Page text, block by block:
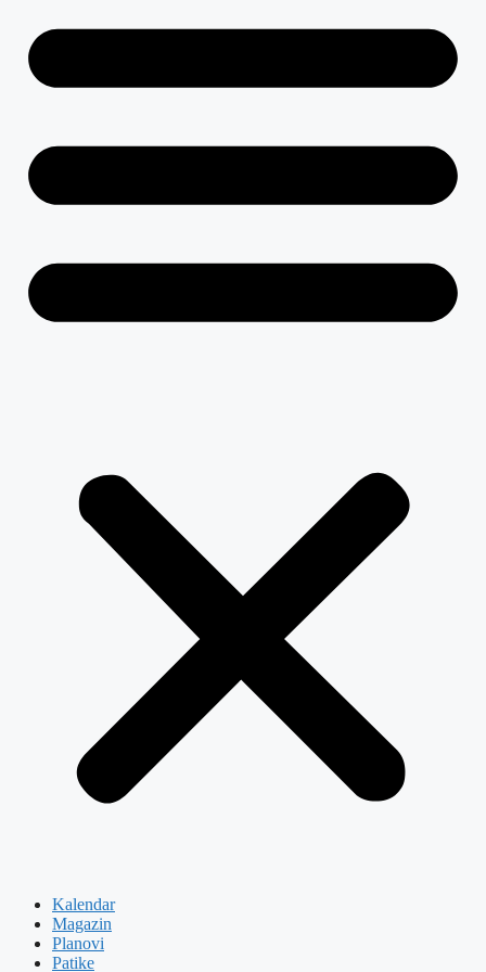
Kalendar
Magazin
Planovi
Patike